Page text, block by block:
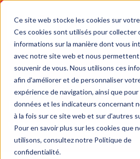
Ce site web stocke les cookies sur
Ces cookies sont utilisés pour collecter
informations sur la manière dont vous
avec notre site web et nous permettent
souvenir de vous. Nous utilisons ces
afin d'améliorer et de personnaliser
expérience de navigation, ainsi que pour
données et les indicateurs concernant
à la fois sur ce site web et sur d'autres
Pour en savoir plus sur les cookies que
utilisons, consultez notre Politique de
confidentialité.
DÉMARREZ - RÉSERVEZ VOTRE
Une app mobile
votre image !